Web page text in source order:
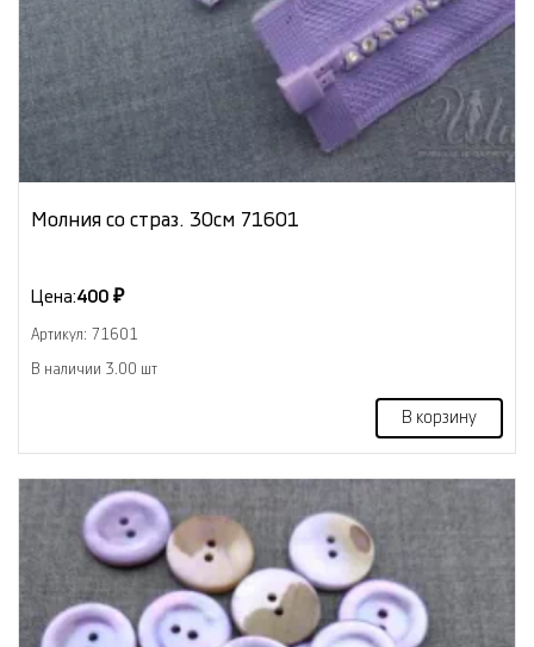
Молния со страз. 30см 71601
Цена:400 ₽
Артикул: 71601
В наличии 3.00 шт
В корзину